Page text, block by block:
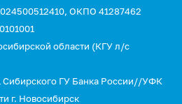
ОКПО 41287462
области (КГУ л/с
ГУ Банка России//УФК
г. Новосибирск